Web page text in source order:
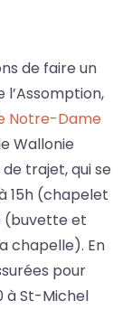
de faire un
Notre-Dame
Wallonie
trajet, qui se
15h (chapelet
(buvette et
chapelle). En
pour
à St-Michel